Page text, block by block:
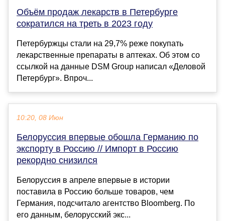
Объём продаж лекарств в Петербурге
сократился на треть в 2023 году
Петербуржцы стали на 29,7% реже покупать
лекарственные препараты в аптеках. Об этом со
ссылкой на данные DSM Group написал «Деловой
Петербург». Впроч...
10:20, 08 Июн
Белоруссия впервые обошла Германию по
экспорту в Россию // Импорт в Россию
рекордно снизился
Белоруссия в апреле впервые в истории
поставила в Россию больше товаров, чем
Германия, подсчитало агентство Bloomberg. По
его данным, белорусский экс...